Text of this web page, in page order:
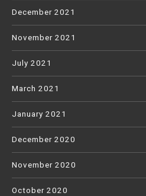
December 2021
November 2021
July 2021
March 2021
January 2021
December 2020
November 2020
October 2020